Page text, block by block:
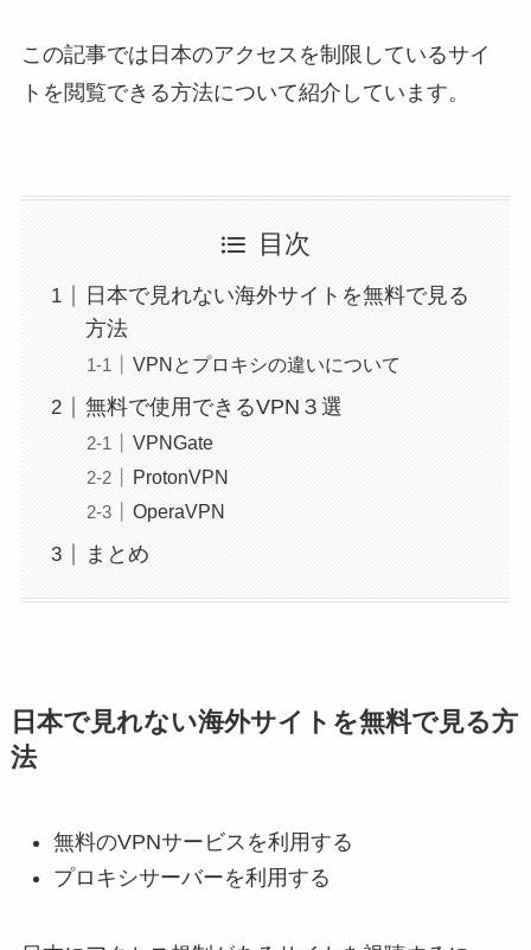
この記事では日本のアクセスを制限しているサイ
トを閲覧できる方法について紹介しています。
目次
日本で見れない海外サイトを無料で見る
方法
VPNとプロキシの違いについて
無料で使用できるVPN３選
VPNGate
ProtonVPN
OperaVPN
まとめ
日本で見れない海外サイトを無料で見る方
法
無料のVPNサービスを利用する
プロキシサーバーを利用する